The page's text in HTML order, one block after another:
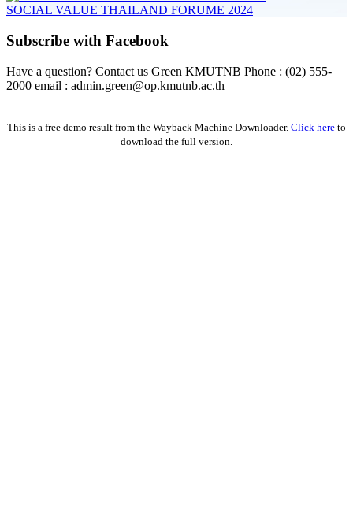
SOCIAL VALUE THAILAND FORUME 2024
Subscribe with Facebook
Have a question? Contact us Green KMUTNB Phone : (02) 555-
2000 email : admin.green@op.kmutnb.ac.th
This is a free demo result from the Wayback Machine Downloader. Click here to
download the full version.